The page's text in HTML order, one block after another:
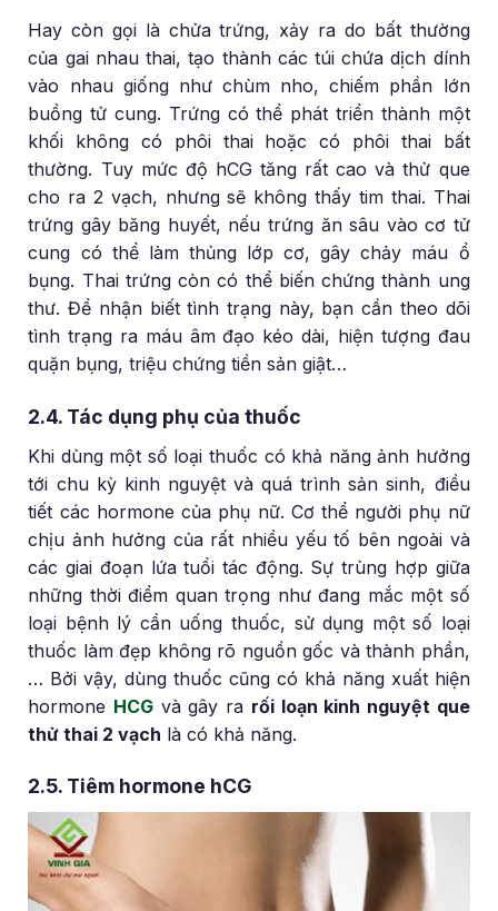
Hay còn gọi là chửa trứng, xảy ra do bất thường
của gai nhau thai, tạo thành các túi chứa dịch dính
vào nhau giống như chùm nho, chiếm phần lớn
buồng tử cung. Trứng có thể phát triển thành một
khối không có phôi thai hoặc có phôi thai bất
thường. Tuy mức độ hCG tăng rất cao và thử que
cho ra 2 vạch, nhưng sẽ không thấy tim thai. Thai
trứng gây băng huyết, nếu trứng ăn sâu vào cơ tử
cung có thể làm thủng lớp cơ, gây chảy máu ổ
bụng. Thai trứng còn có thể biến chứng thành ung
thư. Để nhận biết tình trạng này, bạn cần theo dõi
tình trạng ra máu âm đạo kéo dài, hiện tượng đau
quặn bụng, triệu chứng tiền sản giật…
2.4. Tác dụng phụ của thuốc
Khi dùng một số loại thuốc có khả năng ảnh hưởng
tới chu kỳ kinh nguyệt và quá trình sản sinh, điều
tiết các hormone của phụ nữ. Cơ thể người phụ nữ
chịu ảnh hưởng của rất nhiều yếu tố bên ngoài và
các giai đoạn lứa tuổi tác động. Sự trùng hợp giữa
những thời điểm quan trọng như đang mắc một số
loại bệnh lý cần uống thuốc, sử dụng một số loại
thuốc làm đẹp không rõ nguồn gốc và thành phần,
… Bởi vậy, dùng thuốc cũng có khả năng xuất hiện
hormone HCG và gây ra rối loạn kinh nguyệt que
thử thai 2 vạch là có khả năng.
2.5. Tiêm hormone hCG